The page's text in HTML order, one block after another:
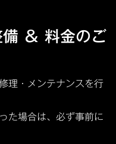
＆ 料金のご
理・メンテナンスを行
た場合は、必ず事前に